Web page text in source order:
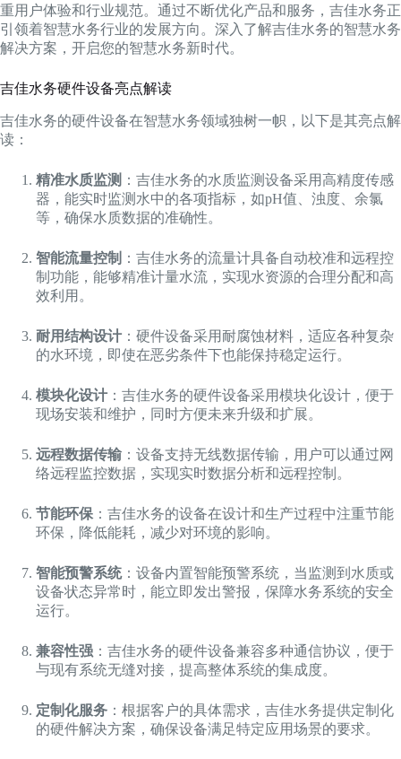
重用户体验和行业规范。通过不断优化产品和服务，吉佳水务正
引领着智慧水务行业的发展方向。深入了解吉佳水务的智慧水务
解决方案，开启您的智慧水务新时代。
吉佳水务硬件设备亮点解读
吉佳水务的硬件设备在智慧水务领域独树一帜，以下是其亮点解
读：
精准水质监测 ：吉佳水务的水质监测设备采用高精度传感
器，能实时监测水中的各项指标，如pH值、浊度、余氯
等，确保水质数据的准确性。
智能流量控制 ：吉佳水务的流量计具备自动校准和远程控
制功能，能够精准计量水流，实现水资源的合理分配和高
效利用。
耐用结构设计 ：硬件设备采用耐腐蚀材料，适应各种复杂
的水环境，即使在恶劣条件下也能保持稳定运行。
模块化设计 ：吉佳水务的硬件设备采用模块化设计，便于
现场安装和维护，同时方便未来升级和扩展。
远程数据传输 ：设备支持无线数据传输，用户可以通过网
络远程监控数据，实现实时数据分析和远程控制。
节能环保 ：吉佳水务的设备在设计和生产过程中注重节能
环保，降低能耗，减少对环境的影响。
智能预警系统：设备内置智能预警系统，当监测到水质或
设备状态异常时，能立即发出警报，保障水务系统的安全
运行。
兼容性强 ：吉佳水务的硬件设备兼容多种通信协议，便于
与现有系统无缝对接，提高整体系统的集成度。
定制化服务 ：根据客户的具体需求，吉佳水务提供定制化
的硬件解决方案，确保设备满足特定应用场景的要求。